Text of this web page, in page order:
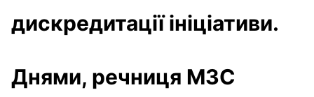
дискредитації ініціативи.
Днями, речниця МЗС